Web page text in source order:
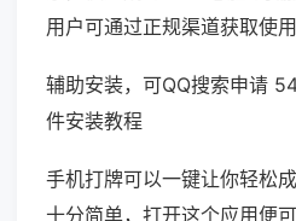
用户可通过正规渠道获取使用
辅助安装，可QQ搜索申请
件安装教程
手机打牌可以一键让你轻松
十分简单，打开这个应用便